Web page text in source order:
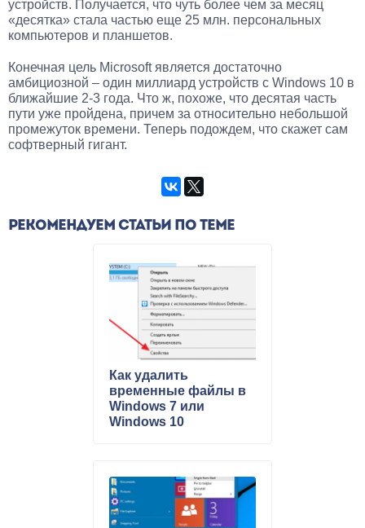
устройств. Получается, что чуть более чем за месяц
«десятка» стала частью еще 25 млн. персональных
компьютеров и планшетов.
Конечная цель Microsoft является достаточно
амбициозной – один миллиард устройств с Windows 10 в
ближайшие 2-3 года. Что ж, похоже, что десятая часть
пути уже пройдена, причем за относительно небольшой
промежуток времени. Теперь подождем, что скажет сам
софтверный гигант.
РЕКОМЕНДУЕМ СТАТЬИ ПО ТЕМЕ
Как удалить
временные файлы в
Windows 7 или
Windows 10